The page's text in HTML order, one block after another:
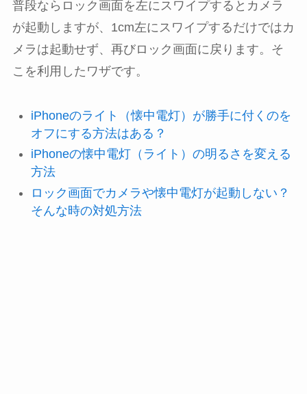
普段ならロック画面を左にスワイプするとカメラ
が起動しますが、1cm左にスワイプするだけではカ
メラは起動せず、再びロック画面に戻ります。そ
こを利用したワザです。
iPhoneのライト（懐中電灯）が勝手に付くのを
オフにする方法はある？
iPhoneの懐中電灯（ライト）の明るさを変える
方法
ロック画面でカメラや懐中電灯が起動しない？
そんな時の対処方法